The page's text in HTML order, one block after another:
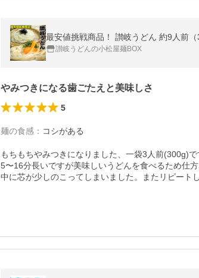
最安値挑戦商品！ 讃岐うどん 約9人前
讃岐うどんの小松屋麺BOX
やみつきになる歯ごたえと美味しさ
5
麺の食感 ： コシがある
もちもちやみつきになりました、一袋3人前(300g)
5〜16分長いですが美味しいうどんを食べるため仕
中に芯が少しのこってしまいました。またリピート